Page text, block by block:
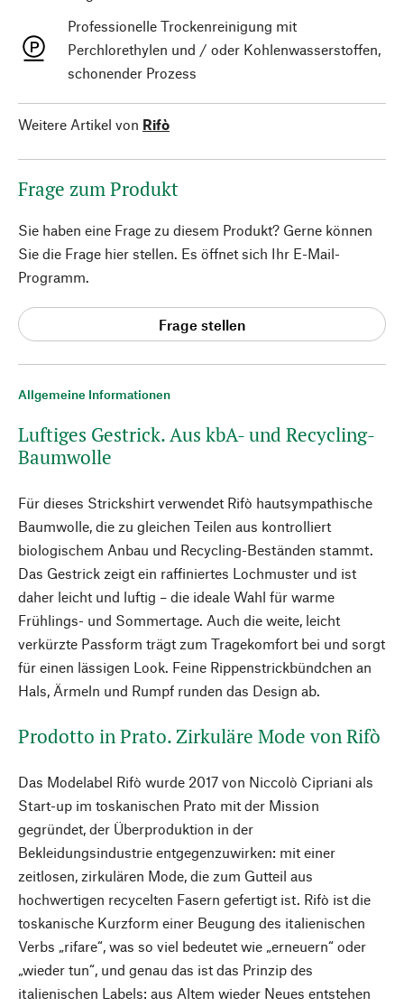
Allgemeine Informationen
Luftiges Gestrick. Aus kbA- und Recycling-
Baumwolle
Für dieses Strickshirt verwendet Rifò hautsympathische
Baumwolle, die zu gleichen Teilen aus kontrolliert
biologischem Anbau und Recycling-Beständen stammt.
Das Gestrick zeigt ein raffiniertes Lochmuster und ist
daher leicht und luftig – die ideale Wahl für warme
Frühlings- und Sommertage. Auch die weite, leicht
verkürzte Passform trägt zum Tragekomfort bei und sorgt
für einen lässigen Look. Feine Rippenstrickbündchen an
Hals, Ärmeln und Rumpf runden das Design ab.
Prodotto in Prato. Zirkuläre Mode von Rifò
Das Modelabel Rifò wurde 2017 von Niccolò Cipriani als
Start-up im toskanischen Prato mit der Mission
gegründet, der Überproduktion in der
Bekleidungsindustrie entgegenzuwirken: mit einer
zeitlosen, zirkulären Mode, die zum Gutteil aus
hochwertigen recycelten Fasern gefertigt ist. Rifò ist die
toskanische Kurzform einer Beugung des italienischen
Verbs „rifare“, was so viel bedeutet wie „erneuern“ oder
„wieder tun“, und genau das ist das Prinzip des
italienischen Labels: aus Altem wieder Neues entstehen
Professionelle Trockenreinigung mit
Perchlorethylen und / oder Kohlenwasserstoffen,
schonender Prozess
Weitere Artikel von Rifò
Frage zum Produkt
Sie haben eine Frage zu diesem Produkt? Gerne können
Sie die Frage hier stellen. Es öffnet sich Ihr E-Mail-
Programm.
Frage stellen